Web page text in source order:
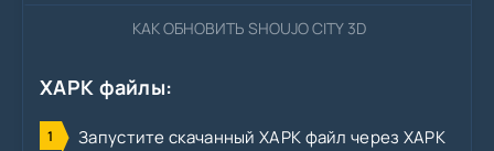
КАК ОБНОВИТЬ SHOUJO CITY 3D
XAPK файлы:
Запустите скачанный XAPK файл через XAPK